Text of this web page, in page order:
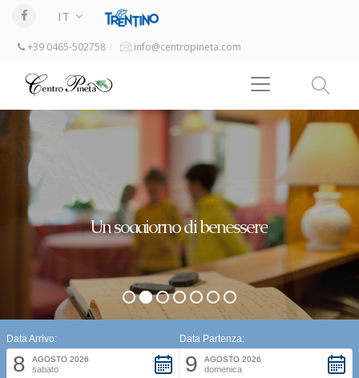
IT
+39 0465-502758 info@centropineta.com
Quando la neve cade, la natura ascolta
Data Arrivo:
8 AGOSTO 2026
sabato
Data Partenza:
9 AGOSTO 2026
domenica